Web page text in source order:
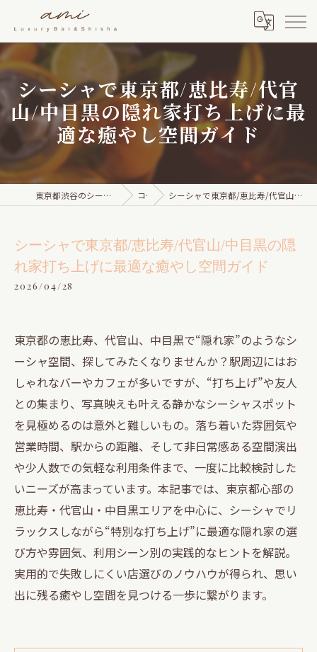
シーシャで東京都/恵比寿/代官
山/中目黒の隠れ家打ち上げに最
適な癒やし空間ガイド
東京都渋谷のシーシャならami Luxury Bar & Shisha コラム シーシャで東京都/恵比寿/代官山/中目黒の隠れ家打ち上げに最適な癒やし空間ガイド
シーシャで東京都/恵比寿/代官山/中目黒の隠
れ家打ち上げに最適な癒やし空間ガイド
2026/04/28
東京都の恵比寿、代官山、中目黒で“隠れ家”のようなシ
ーシャ空間、探してみたくなりませんか？駅周辺にはお
しゃれなバーやカフェが多いですが、“打ち上げ”や友人
との集まり、写真映えも叶える静かなシーシャスポット
を見極めるのは意外と難しいもの。落ち着いた雰囲気や
営業時間、駅からの距離、そして非日常感ある空間演出
や少人数での気軽な利用条件まで、一度に比較検討した
いニーズが高まっています。本記事では、東京都心部の
恵比寿・代官山・中目黒エリアを中心に、シーシャでリ
ラックスしながら“特別な打ち上げ”に最適な隠れ家の選
び方や雰囲気、利用シーン別の実践的なヒントを解説。
実用的で失敗しにくい店選びのノウハウが得られ、思い
出に残る癒やし空間を見つける一歩に繋がります。